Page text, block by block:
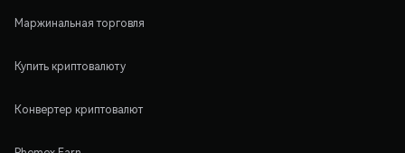
Маржинальная торговля
Купить криптовалюту
Конвертер криптовалют